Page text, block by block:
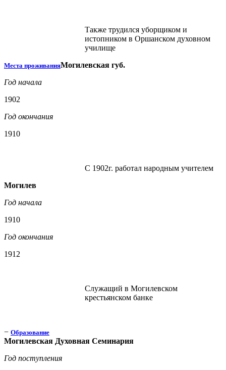
Также трудился уборщиком и
истопником в Оршанском духовном
училище
Места проживанияМогилевская губ.
Год начала
1902
Год окончания
1910
С 1902г. работал народным учителем
Могилев
Год начала
1910
Год окончания
1912
Служащий в Могилевском
крестьянском банке
− Образование
Могилевская Духовная Семинария
Год поступления